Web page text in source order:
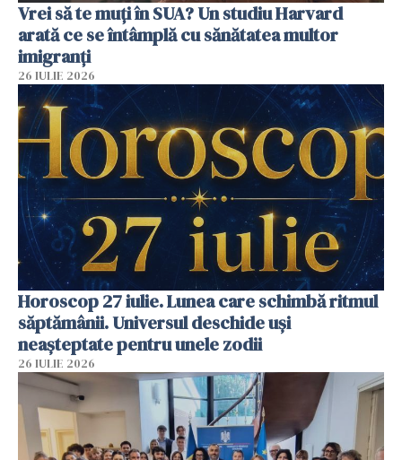
Vrei să te muți în SUA? Un studiu Harvard
arată ce se întâmplă cu sănătatea multor
imigranți
26 IULIE 2026
Horoscop 27 iulie. Lunea care schimbă ritmul
săptămânii. Universul deschide uși
neașteptate pentru unele zodii
26 IULIE 2026